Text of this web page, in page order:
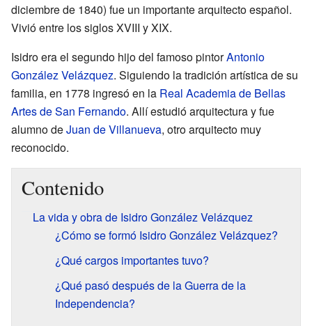
diciembre de 1840) fue un importante arquitecto español.
Vivió entre los siglos XVIII y XIX.
Isidro era el segundo hijo del famoso pintorAntonio
González Velázquez. Siguiendo la tradición artística de su
familia, en 1778 ingresó en la Real Academia de Bellas
Artes de San Fernando. Allí estudió arquitectura y fue
alumno deJuan de Villanueva, otro arquitecto muy
reconocido.
Contenido
La vida y obra de Isidro González Velázquez
¿Cómo se formó Isidro González Velázquez?
¿Qué cargos importantes tuvo?
¿Qué pasó después de la Guerra de la
Independencia?